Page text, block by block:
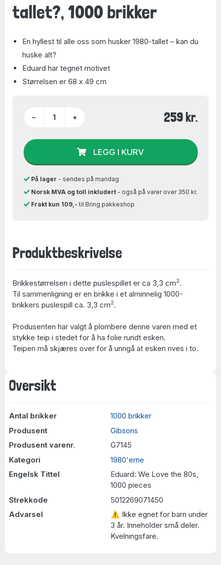
Oversikt
Antal brikker
1000 brikker
Produsent
Gibsons
Produsent varenr.
G7145
Kategori
1980'erne
Engelsk Tittel
Eduard: We Love the 80s,
1000 pieces
Strekkode
5012269071450
Advarsel
⚠ Ikke egnet for barn under
3 år. Inneholder små deler.
Kvelningsfare.
tallet?, 1000 brikker
En hyllest til alle oss som husker 1980-tallet – kan du
huske alt?
Eduard har tegnet motivet
Størrelsen er 68 x 49 cm
− + 259 kr.
LEGG I KURV
På lager - sendes på mandag
Norsk MVA og toll inkludert- også på varer over 350 kr.
Frakt kun 109,- til Bring pakkeshop
Produktbeskrivelse
Brikkestørrelsen i dette puslespillet er ca 3,3 cm2.
Til sammenligning er en brikke i et alminnelig 1000-
brikkers puslespill ca. 3,3 cm2.
Produsenten har valgt å plombere denne varen med et
stykke teip i stedet for å ha folie rundt esken.
Teipen må skjæres over for å unngå at esken rives i to.